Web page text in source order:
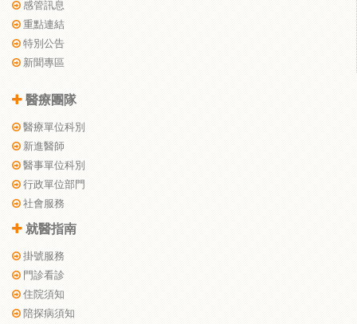
感管訊息
重點連結
特別公告
新聞專區
醫療團隊
醫療單位科別
新進醫師
醫事單位科別
行政單位部門
社會服務
就醫指南
掛號服務
門診看診
住院須知
陪探病須知